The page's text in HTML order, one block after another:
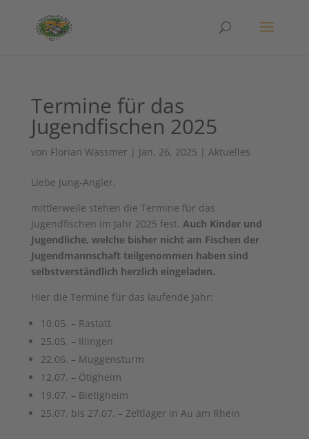
Termine für das
Jugendfischen 2025
von Florian Wassmer | Jan. 26, 2025 | Aktuelles
Liebe Jung-Angler,
mittlerweile stehen die Termine für das
Jugendfischen im Jahr 2025 fest. Auch Kinder und
Jugendliche, welche bisher nicht am Fischen der
Jugendmannschaft teilgenommen haben sind
selbstverständlich herzlich eingeladen.
Hier die Termine für das laufende Jahr:
10.05. – Rastatt
25.05. – Illingen
22.06. – Muggensturm
12.07. – Ötigheim
19.07. – Bietigheim
25.07. bis 27.07. – Zeltlager in Au am Rhein